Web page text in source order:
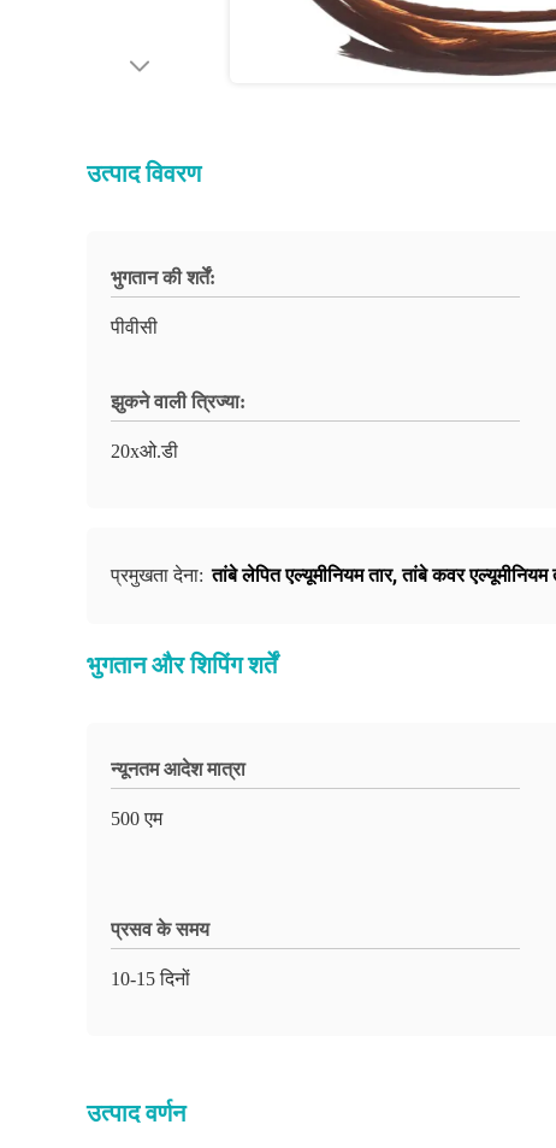
उत्पाद विवरण
भुगतान की शर्तें:
पीवीसी
झुकने वाली त्रिज्या:
20xओ.डी
प्रमुखता देना: तांबे लेपित एल्यूमीनियम तार,तांबे कवर एल्यूमीनियम
भुगतान और शिपिंग शर्तें
न्यूनतम आदेश मात्रा
500 एम
प्रसव के समय
10-15 दिनों
उत्पाद वर्णन